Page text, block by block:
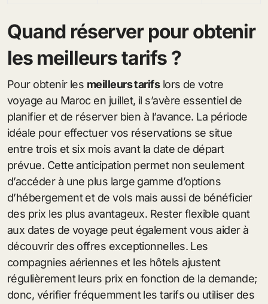
Quand réserver pour obtenir
les meilleurs tarifs ?
Pour obtenir les meilleurs tarifslors de votre
voyage au Maroc en juillet, il s’avère essentiel de
planifier et de réserver bien à l’avance. La période
idéale pour effectuer vos réservations se situe
entre trois et six mois avant la date de départ
prévue. Cette anticipation permet non seulement
d’accéder à une plus large gamme d’options
d’hébergement et de vols mais aussi de bénéficier
des prix les plus avantageux. Rester flexible quant
aux dates de voyage peut également vous aider à
découvrir des offres exceptionnelles. Les
compagnies aériennes et les hôtels ajustent
régulièrement leurs prix en fonction de la demande;
donc, vérifier fréquemment les tarifs ou utiliser des